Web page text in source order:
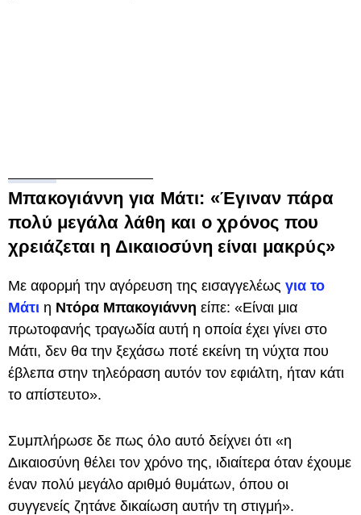
Μπακογιάννη για Μάτι: «Έγιναν πάρα
πολύ μεγάλα λάθη και ο χρόνος που
χρειάζεται η Δικαιοσύνη είναι μακρύς»
Με αφορμή την αγόρευση της εισαγγελέως για το
Μάτι η Ντόρα Μπακογιάννη είπε: «Είναι μια
πρωτοφανής τραγωδία αυτή η οποία έχει γίνει στο
Μάτι, δεν θα την ξεχάσω ποτέ εκείνη τη νύχτα που
έβλεπα στην τηλεόραση αυτόν τον εφιάλτη, ήταν κάτι
το απίστευτο».
Συμπλήρωσε δε πως όλο αυτό δείχνει ότι «η
Δικαιοσύνη θέλει τον χρόνο της, ιδιαίτερα όταν έχουμε
έναν πολύ μεγάλο αριθμό θυμάτων, όπου οι
συγγενείς ζητάνε δικαίωση αυτήν τη στιγμή».